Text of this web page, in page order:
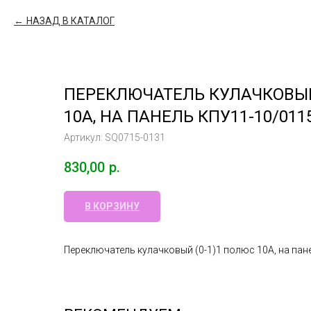
НАЗАД В КАТАЛОГ
ПЕРЕКЛЮЧАТЕЛЬ
10А, НА ПАНЕЛЬ КПУ11-10/
Артикул: SQ0715-0131
830,00 р.
В КОРЗИНУ
Переключатель кулачковый (0-1)1 полюс 10А, на